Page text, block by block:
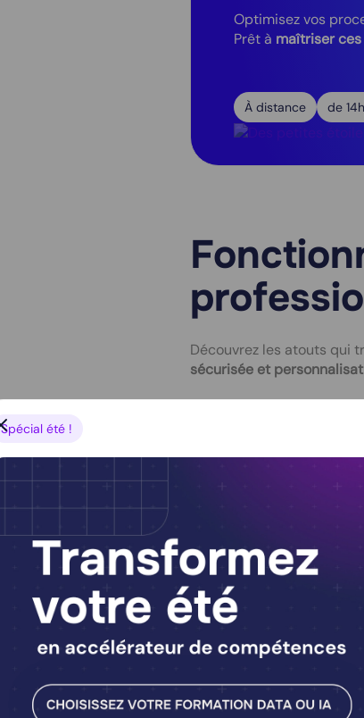
Spécial été !
Optimisez vos
Prêt à maîtriser
À distance de
Découvrez les atouts qui
sécurisée et
Automatisation des
Déploiement flexible
Le Chat Enterprise
de rapports, la mise à
3, il traite jusqu’à 1000
concentrersur